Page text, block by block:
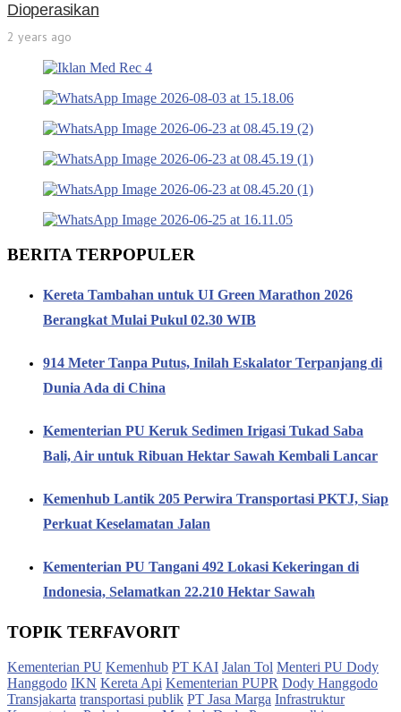
Dioperasikan
2 years ago
BERITA TERPOPULER
Kereta Tambahan untuk UI Green Marathon 2026
Berangkat Mulai Pukul 02.30 WIB
914 Meter Tanpa Putus, Inilah Eskalator Terpanjang di
Dunia Ada di China
Kementerian PU Keruk Sedimen Irigasi Tukad Saba
Bali, Air untuk Ribuan Hektar Sawah Kembali Lancar
Kemenhub Lantik 205 Perwira Transportasi PKTJ, Siap
Perkuat Keselamatan Jalan
Kementerian PU Tangani 492 Lokasi Kekeringan di
Indonesia, Selamatkan 22.210 Hektar Sawah
TOPIK TERFAVORIT
Kementerian PU Kemenhub PT KAI Jalan Tol Menteri PU Dody
Hanggodo IKN Kereta Api Kementerian PUPR Dody Hanggodo
Transjakarta transportasi publik PT Jasa Marga Infrastruktur